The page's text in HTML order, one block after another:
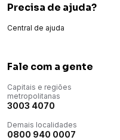
Precisa de ajuda?
Central de ajuda
Fale com a gente
Capitais e regiões
metropolitanas
3003 4070
Demais localidades
0800 940 0007